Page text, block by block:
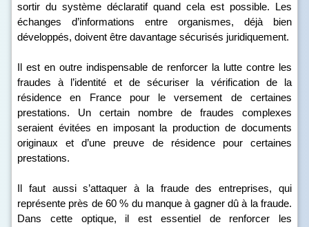
sortir du système déclaratif quand cela est possible. Les
échanges d’informations entre organismes, déjà bien
développés, doivent être davantage sécurisés juridiquement.
Il est en outre indispensable de renforcer la lutte contre les
fraudes à l’identité et de sécuriser la vérification de la
résidence en France pour le versement de certaines
prestations. Un certain nombre de fraudes complexes
seraient évitées en imposant la production de documents
originaux et d’une preuve de résidence pour certaines
prestations.
Il faut aussi s’attaquer à la fraude des entreprises, qui
représente près de 60 % du manque à gagner dû à la fraude.
Dans cette optique, il est essentiel de renforcer les